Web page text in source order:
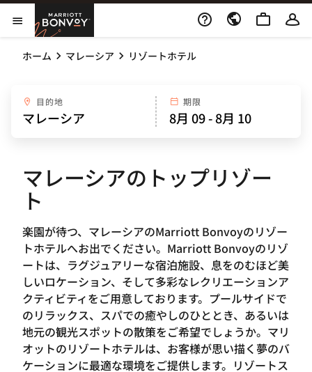
Skip to Content
メニューを開く
Marriott Bonvoy
ホーム マレーシア リゾートホテル
目的地 期限
マレーシアのトップリゾー
ト
楽園が待つ、マレーシアのMarriott Bonvoyのリゾー
トホテルへお出でください。Marriott Bonvoyのリゾ
ートは、ラグジュアリーな宿泊施設、息をのむほど美
しいロケーション、そして多彩なレクリエーションア
クティビティをご用意しております。プールサイドで
のリラックス、スパでの癒やしのひととき、あるいは
地元の観光スポットの散策をご希望でしょうか。マリ
オットのリゾートホテルは、お客様が思い描く夢のバ
ケーションに最適な環境をご提供します。リゾートス